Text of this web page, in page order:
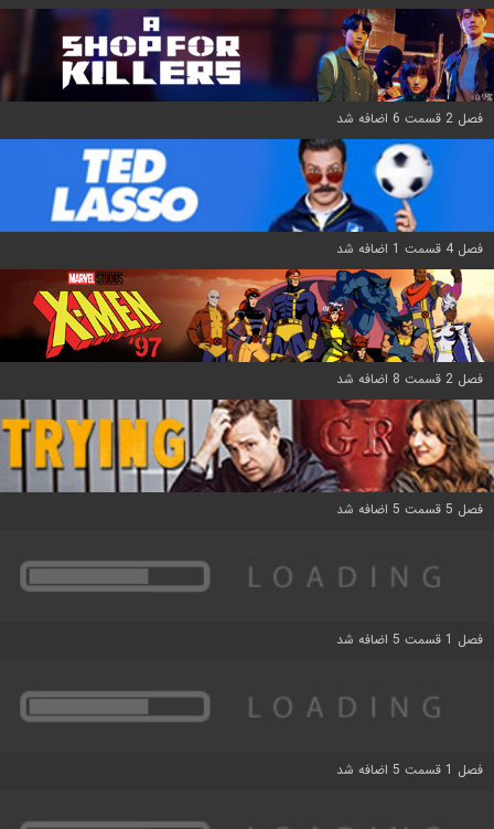
فصل 2 قسمت 6 اضافه شد
فصل 4 قسمت 1 اضافه شد
فصل 2 قسمت 8 اضافه شد
فصل 5 قسمت 5 اضافه شد
فصل 1 قسمت 5 اضافه شد
فصل 1 قسمت 5 اضافه شد